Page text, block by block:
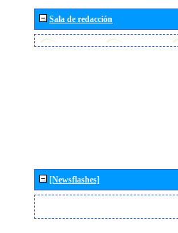
Sala de redacción
[Newsflashes]